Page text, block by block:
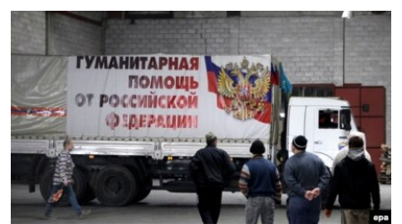
поискуИНФОГРАФИКА
ТЕЛЕПРОЕКТ КРЫМ.РЕАЛИИ
СОВЕТЫ ПРАВОЗАЩИТНИКОВ
ПРОПАВШИЕ БЕЗ ВЕСТИ
ПОБЕДИТЕЛЕЙ НЕ СУДЯТ?
КРЫМ.НЕПОКОРЕННЫЙ
ELIFBE
КАК ОБОЙТИ БЛОКИРОВКУ
Українською
Qırımtatar
ПРИСОЕДИНЯЙТЕСЬ!